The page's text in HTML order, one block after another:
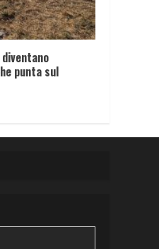
punta sul